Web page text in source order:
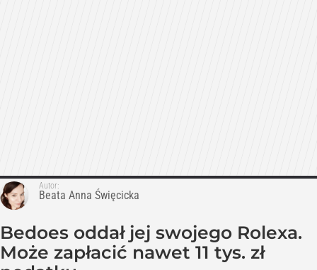
Autor:
Beata Anna Święcicka
Bedoes oddał jej swojego Rolexa.
Może zapłacić nawet 11 tys. zł